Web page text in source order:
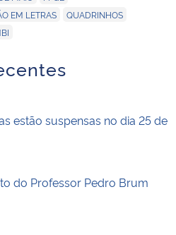
EM LETRAS QUADRINHOS
estão suspensas no dia 25 de
do Professor Pedro Brum